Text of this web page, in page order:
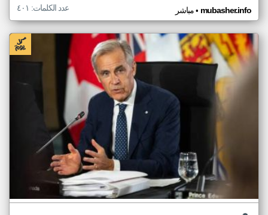
مباشر• mubasher.info عدد الكلمات: ٤٠١